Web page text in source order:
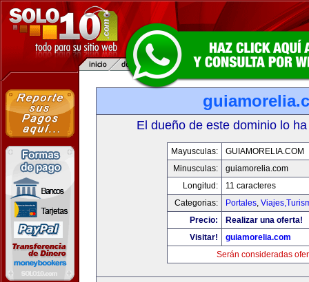
El dueño de este dominio lo
Mayusculas:
GUIAMORELIA.COM
Minusculas:
guiamorelia.com
Longitud:
11 caracteres
Categorias:
Portales,
Precio:
Realizar una oferta!
Visitar!
guiamorelia.com
Serán consideradas